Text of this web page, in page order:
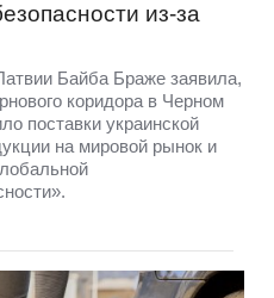
из-за
Байба Браже заявила,
коридора в Черном
поставки украинской
на мировой рынок и